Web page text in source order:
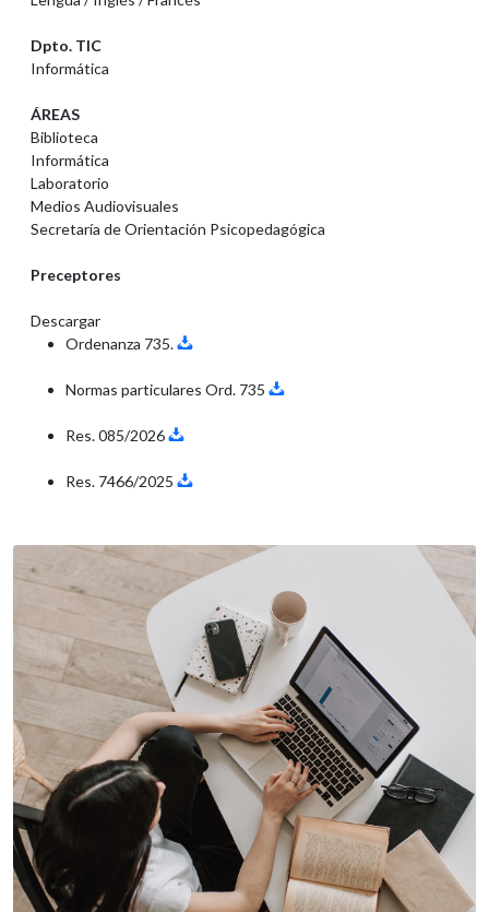
Dpto. TIC
Informática
ÁREAS
Biblioteca
Informática
Laboratorio
Medios Audiovisuales
Secretaría de Orientación Psicopedagógica
Preceptores
Descargar
Ordenanza 735.
Normas particulares Ord. 735
Res. 085/2026
Res. 7466/2025